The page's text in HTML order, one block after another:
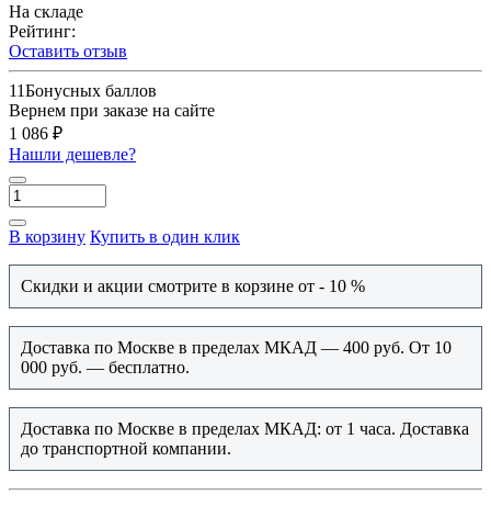
На складе
Рейтинг:
Оставить отзыв
11Бонусных баллов
Вернем при заказе на сайте
1 086 ₽
Нашли дешевле?
В корзину Купить в один клик
Скидки и акции смотрите в корзине от - 10 %
Доставка по Москве в пределах МКАД — 400 руб. От 10
000 руб. — бесплатно.
Доставка по Москве в пределах МКАД: от 1 часа. Доставка
до транспортной компании.